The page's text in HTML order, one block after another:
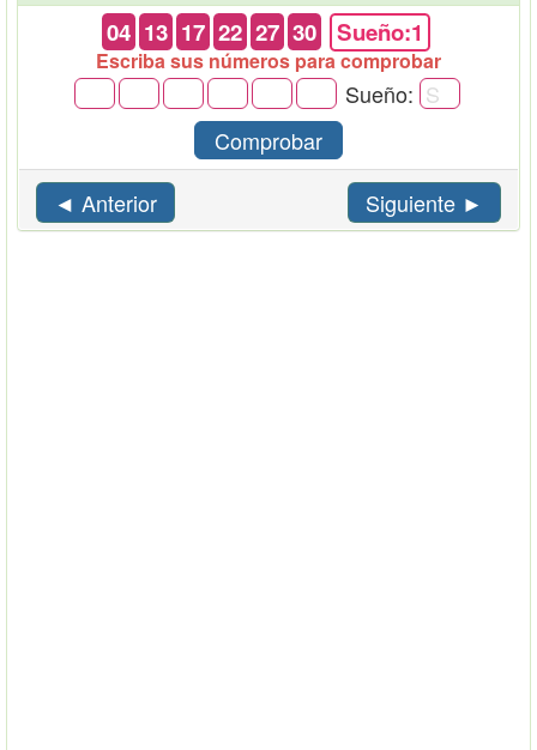
04 13 17 22 27 30 Sueño:1
Escriba sus números para comprobar
Sueño:
Comprobar
◄ Anterior
Siguiente ►